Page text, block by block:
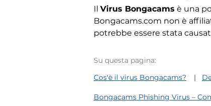
Il Virus Bongacams è una
Bongacams.com non è
potrebbe essere stata
Su questa pagina:
Cos'è il virus Bongacams?
Bongacams Phishing Virus –